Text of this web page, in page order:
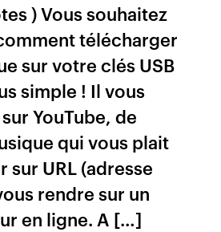
) Vous souhaitez
télécharger
sur votre clés USB
simple ! Il vous
YouTube, de
qui vous plait
sur URL (adresse
rendre sur un
en ligne. A […]